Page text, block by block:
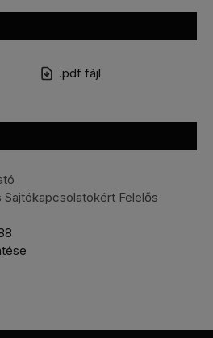
.pdf fájl
Sajtókapcsolatokért Felelős